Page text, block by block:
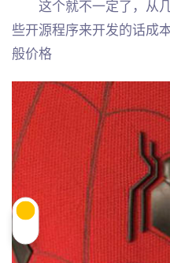
这个就不一定了，从几
些开源程序来开发的话成
般价格